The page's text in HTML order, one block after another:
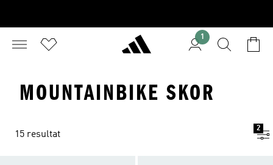
1
MOUNTAINBIKE SKOR
15 resultat
2